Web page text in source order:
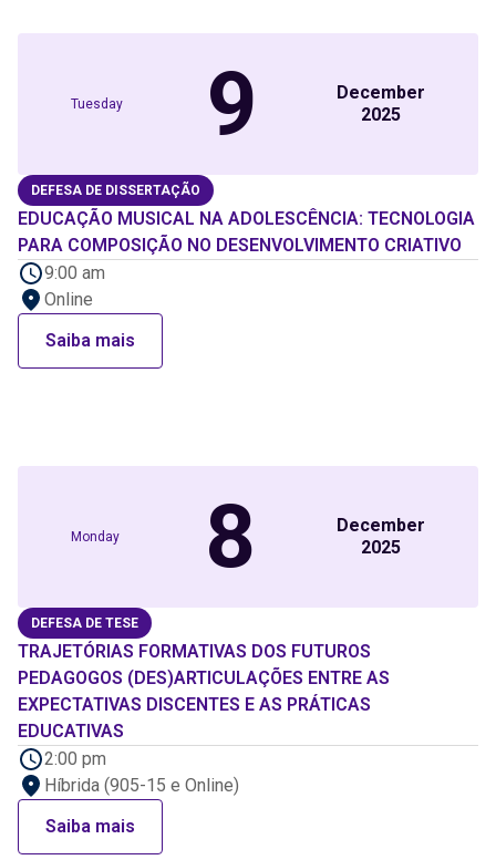
Tuesday 9
December
2025
DEFESA DE DISSERTAÇÃO
EDUCAÇÃO MUSICAL NA ADOLESCÊNCIA: TECNOLOGIA
PARA COMPOSIÇÃO NO DESENVOLVIMENTO CRIATIVO
9:00 am
Online
Saiba mais
Monday 8
December
2025
DEFESA DE TESE
TRAJETÓRIAS FORMATIVAS DOS FUTUROS
PEDAGOGOS (DES)ARTICULAÇÕES ENTRE AS
EXPECTATIVAS DISCENTES E AS PRÁTICAS
EDUCATIVAS
2:00 pm
Híbrida (905-15 e Online)
Saiba mais